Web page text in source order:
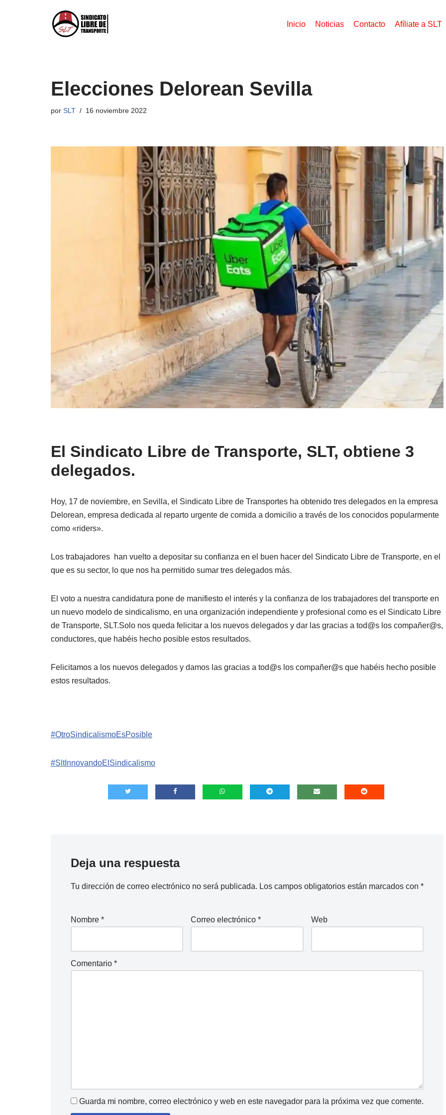
Inicio Noticias Contacto Afíliate a SLT
Elecciones Delorean Sevilla
por SLT 16 noviembre 2022
El Sindicato Libre de Transporte, SLT, obtiene 3
delegados.
Hoy, 17 de noviembre, en Sevilla, el Sindicato Libre de Transportes ha obtenido tres delegados en la empresa
Delorean, empresa dedicada al reparto urgente de comida a domicilio a través de los conocidos popularmente
como «riders».
Los trabajadores han vuelto a depositar su confianza en el buen hacer del Sindicato Libre de Transporte, en el
que es su sector, lo que nos ha permitido sumar tres delegados más.
El voto a nuestra candidatura pone de manifiesto el interés y la confianza de los trabajadores del transporte en
un nuevo modelo de sindicalismo, en una organización independiente y profesional como es el Sindicato Libre
de Transporte, SLT.Solo nos queda felicitar a los nuevos delegados y dar las gracias a tod@s los compañer@s,
conductores, que habéis hecho posible estos resultados.
Felicitamos a los nuevos delegados y damos las gracias a tod@s los compañer@s que habéis hecho posible
estos resultados.
#OtroSindicalismoEsPosible
#SltInnovandoElSindicalismo
Deja una respuesta
Tu dirección de correo electrónico no será publicada. Los campos obligatorios están marcados con *
Nombre * Correo electrónico* Web
Comentario *
Guarda mi nombre, correo electrónico y web en este navegador para la próxima vez que comente.